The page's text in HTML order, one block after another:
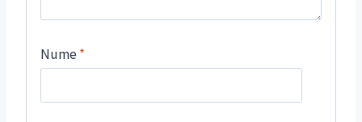
Nume*